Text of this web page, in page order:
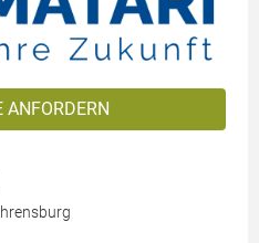
ANFORDERN